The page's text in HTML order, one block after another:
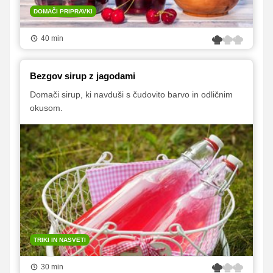
DOMAČI PRIPRAVKI
40 min
Bezgov sirup z jagodami
Domači sirup, ki navduši s čudovito barvo in odličnim
okusom.
TRIKI IN NASVETI
30 min